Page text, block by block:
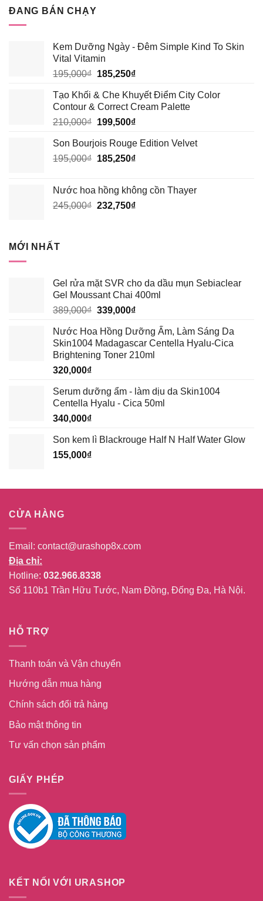
ĐANG BÁN CHẠY
Kem Dưỡng Ngày - Đêm Simple Kind To Skin
Vital Vitamin
195,000₫ Giá
là:
195,000₫.
185,250₫Giá
tại
là:
185,250₫.
Tạo Khối & Che Khuyết Điểm City Color
Contour & Correct Cream Palette
210,000₫ Giá
là:
210,000₫.
199,500₫Giá
tại
là:
Son Bourjois Rouge Edition Velvet
195,000₫ Giá
195,000₫.
185,250₫Giá
là:
185,250₫.
Nước hoa hồng không cồn Thayer
245,000₫ Giá
232,750₫Giá
MỚI NHẤT
Gel rửa mặt SVR cho da dầu mụn Sebiaclear
Gel Moussant Chai 400ml
389,000₫ Giá
là:
389,000₫.
339,000₫Giá
tại
là:
339,000₫.
Nước Hoa Hồng Dưỡng Ẩm, Làm Sáng Da
Skin1004 Madagascar Centella Hyalu-Cica
Brightening Toner 210ml
320,000₫
Serum dưỡng ẩm - làm dịu da Skin1004
Centella Hyalu - Cica 50ml
340,000₫
Son kem lì Blackrouge Half N Half Water Glow
155,000₫
CỬA HÀNG
Email: contact@urashop8x.com
Địa chỉ:
Hotline: 032.966.8338
Số 110b1 Trần Hữu Tước, Nam Đồng, Đống Đa, Hà Nội.
HỖ TRỢ
Thanh toán và Vận chuyển
Hướng dẫn mua hàng
Chính sách đổi trả hàng
Bảo mật thông tin
Tư vấn chọn sản phẩm
GIẤY PHÉP
KẾT NỐI VỚI URASHOP